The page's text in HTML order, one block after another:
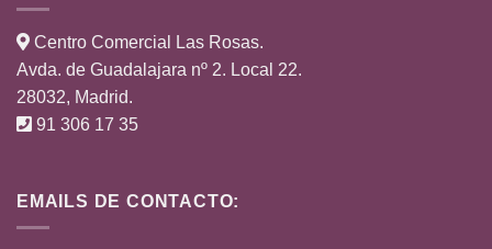
Centro Comercial Las Rosas.
Avda. de Guadalajara nº 2. Local 22.
28032, Madrid.
91 306 17 35
EMAILS DE CONTACTO: